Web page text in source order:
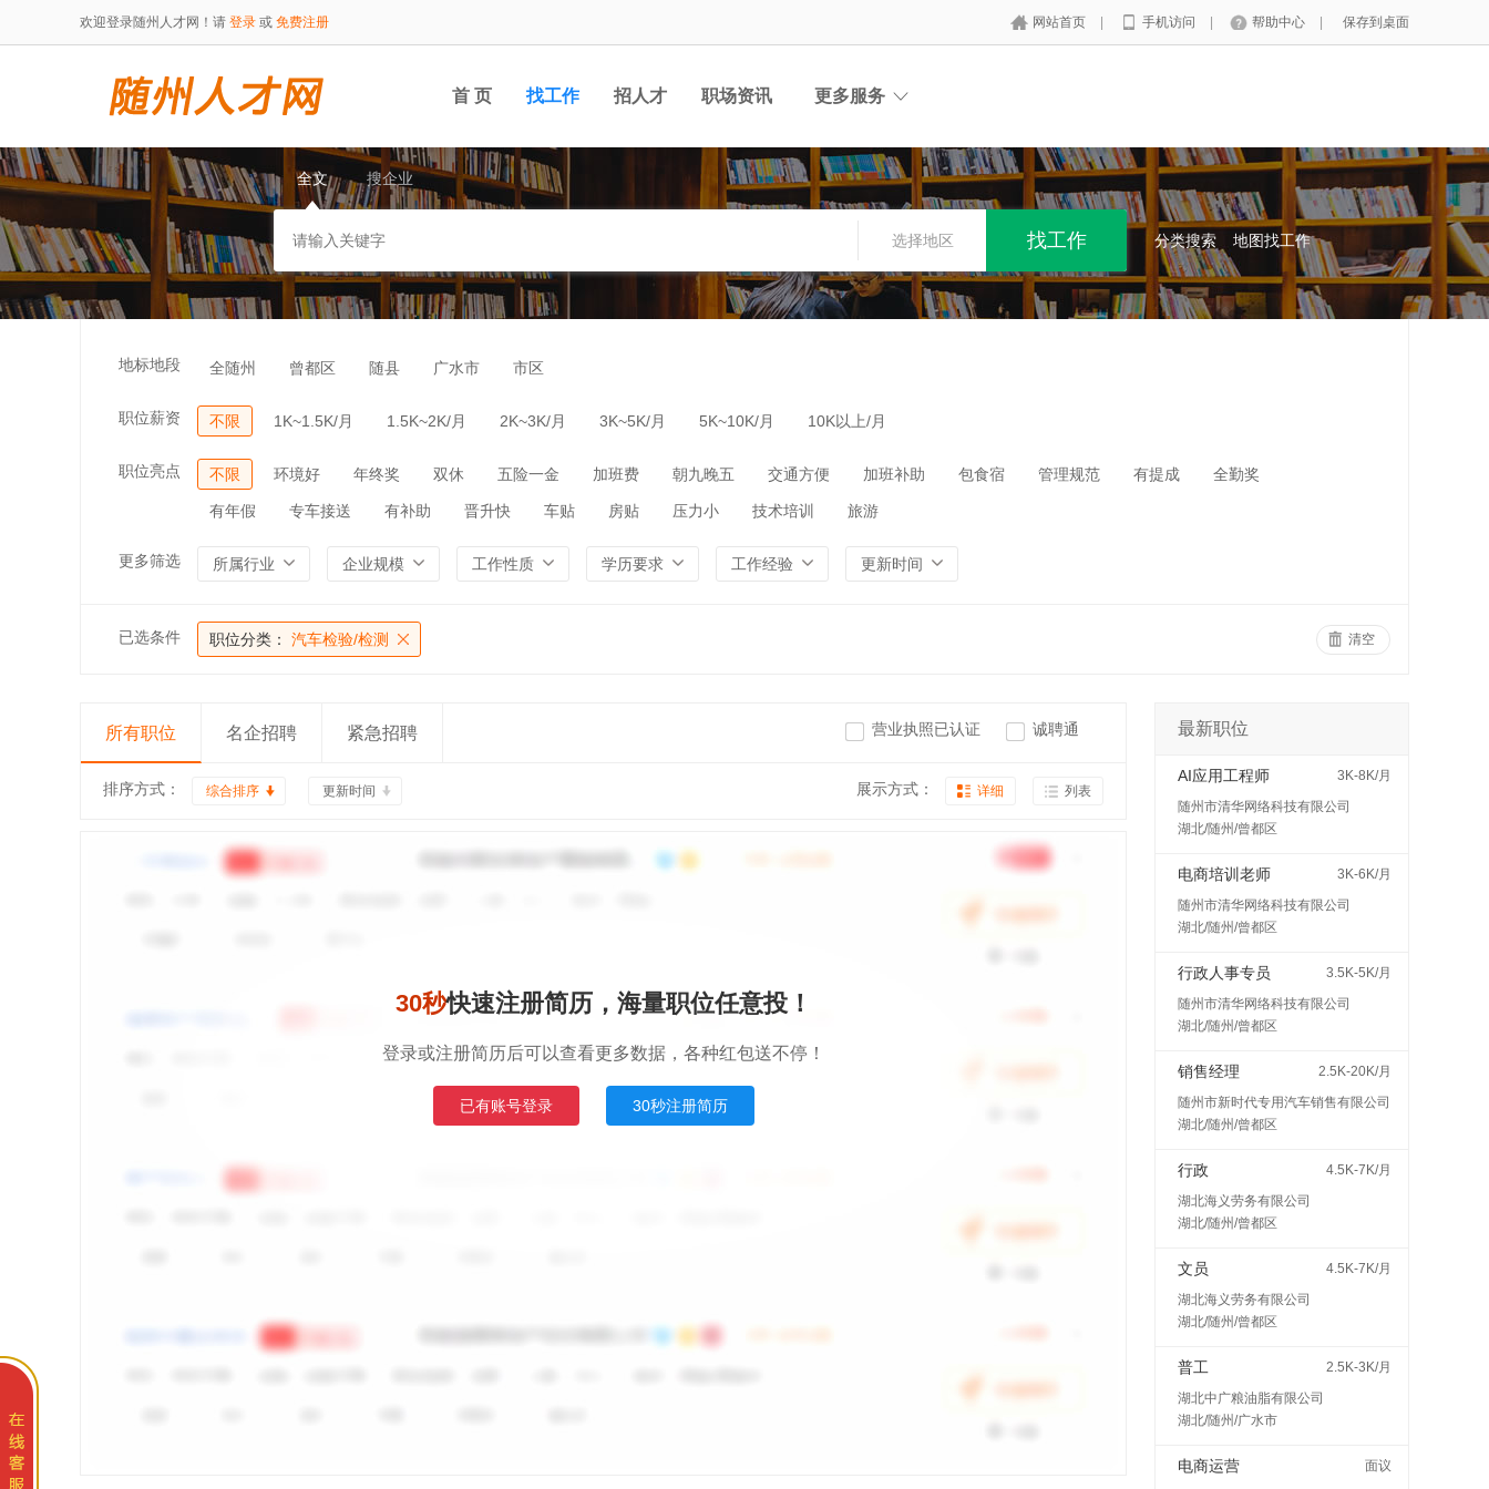
欢迎登录随州人才网！请 登录 或 免费注册 网站首页 手机访问 帮助中心 保存到桌面
首 页 找工作 招人才 职场资讯 更多服务
全文 搜企业
选择地区 分类搜索 地图找工作
地标地段 全随州 曾都区 随县 广水市 市区
职位薪资 不限 1K~1.5K/月 1.5K~2K/月 2K~3K/月 3K~5K/月 5K~10K/月 10K以上/月
职位亮点 不限 环境好 年终奖 双休 五险一金 加班费 朝九晚五 交通方便 加班补助 包食宿 管理规范 有提成 全勤奖
有年假 专车接送 有补助 晋升快 车贴 房贴 压力小 技术培训 旅游
更多筛选 所属行业 企业规模 工作性质 学历要求 工作经验 更新时间
已选条件 职位分类： 汽车检验/检测 清空
所有职位 名企招聘 紧急招聘 营业执照已认证 诚聘通
排序方式： 综合排序 更新时间 展示方式： 详细 列表
30秒快速注册简历，海量职位任意投！
登录或注册简历后可以查看更多数据，各种红包送不停！
已有账号登录 30秒注册简历
最新职位
AI应用工程师
3K-8K/月
随州市清华网络科技有限公司
湖北/随州/曾都区
电商培训老师
3K-6K/月
随州市清华网络科技有限公司
湖北/随州/曾都区
行政人事专员
3.5K-5K/月
随州市清华网络科技有限公司
湖北/随州/曾都区
销售经理
2.5K-20K/月
随州市新时代专用汽车销售有限公司
湖北/随州/曾都区
行政
4.5K-7K/月
湖北海义劳务有限公司
湖北/随州/曾都区
文员
4.5K-7K/月
湖北海义劳务有限公司
湖北/随州/曾都区
普工
2.5K-3K/月
湖北中广粮油脂有限公司
湖北/随州/广水市
电商运营 面议